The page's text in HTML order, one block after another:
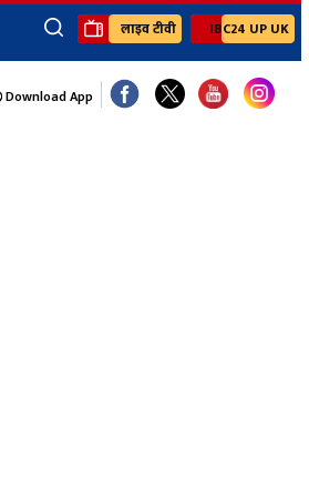
×
Youtube Channels
लाइव टीवी IBC24 UP UK
Download App